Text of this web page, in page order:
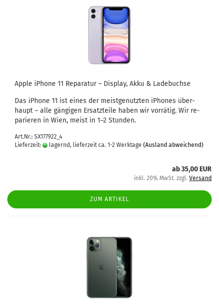
Apple iPho­ne 11 Re­pa­ra­tur – Dis­play, Akku & La­de­buch­se
Das iPho­ne 11 ist eines der meist­ge­nutz­ten iPho­nes über­
haupt – alle gän­gi­gen Er­satz­tei­le haben wir vor­rä­tig. Wir re­
pa­rie­ren in Wien, meist in 1–2 Stun­den.
Art.Nr.: SX177922_4
Lieferzeit:
lagernd, lieferzeit ca. 1-2 Werktage (Ausland abweichend)
ab 35,00 EUR
inkl. 20% MwSt. zzgl. Versand
ZUM ARTIKEL